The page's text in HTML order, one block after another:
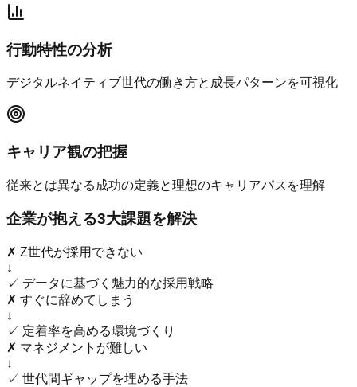
行動特性の分析
デジタルネイティブ世代の働き方と成長パターンを可視化
キャリア観の把握
従来とは異なる成功の定義と理想のキャリアパスを理解
企業が抱える3大課題を解決
✗ Z世代が採用できない
↓
✓ データに基づく魅力的な採用戦略
✗ すぐに辞めてしまう
↓
✓ 定着率を高める環境づくり
✗ マネジメントが難しい
↓
✓ 世代間ギャップを埋める手法